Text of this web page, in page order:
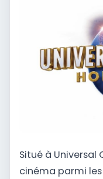
Situé à
cinéma parmi